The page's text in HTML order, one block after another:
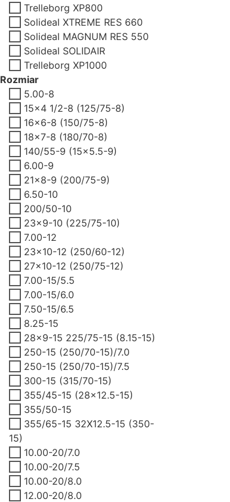
Trelleborg XP800
Solideal XTREME RES 660
Solideal MAGNUM RES 550
Solideal SOLIDAIR
Trelleborg XP1000
Rozmiar
5.00-8
15x4 1/2-8 (125/75-8)
16x6-8 (150/75-8)
18x7-8 (180/70-8)
140/55-9 (15x5.5-9)
6.00-9
21x8-9 (200/75-9)
6.50-10
200/50-10
23x9-10 (225/75-10)
7.00-12
23x10-12 (250/60-12)
27x10-12 (250/75-12)
7.00-15/5.5
7.00-15/6.0
7.50-15/6.5
8.25-15
28x9-15 225/75-15 (8.15-15)
250-15 (250/70-15)/7.0
250-15 (250/70-15)/7.5
300-15 (315/70-15)
355/45-15 (28x12.5-15)
355/50-15
355/65-15 32X12.5-15 (350-
15)
10.00-20/7.0
10.00-20/7.5
10.00-20/8.0
12.00-20/8.0